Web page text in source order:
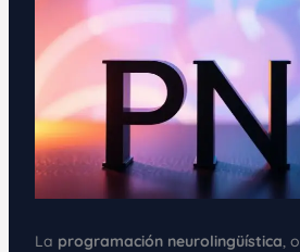
La programación neurolingüística, o